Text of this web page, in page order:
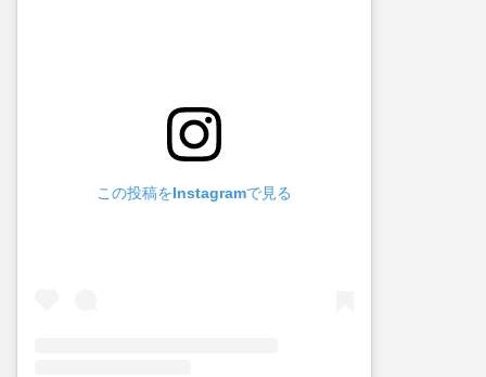
この投稿をInstagramで見る